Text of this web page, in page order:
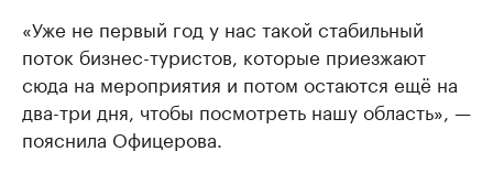
«Уже не первый год у нас такой стабильный
поток бизнес-туристов, которые приезжают
сюда на мероприятия и потом остаются ещё на
два-три дня, чтобы посмотреть нашу область», —
пояснила Офицерова.